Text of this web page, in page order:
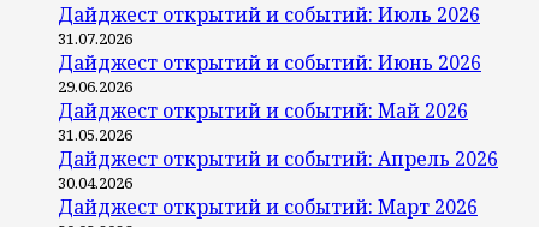
Дайджест открытий и событий: Июль 2026
31.07.2026
Дайджест открытий и событий: Июнь 2026
29.06.2026
Дайджест открытий и событий: Май 2026
31.05.2026
Дайджест открытий и событий: Апрель 2026
30.04.2026
Дайджест открытий и событий: Март 2026